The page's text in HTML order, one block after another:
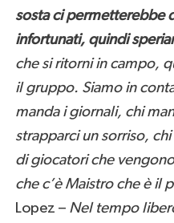
sosta ci permetterebbe
infortunati, quindi
che si ritorni in campo,
il gruppo. Siamo in
manda i giornali, chi
strapparci un sorriso,
di giocatori che
che c’è Maistro che è il
Lopez – Nel tempo